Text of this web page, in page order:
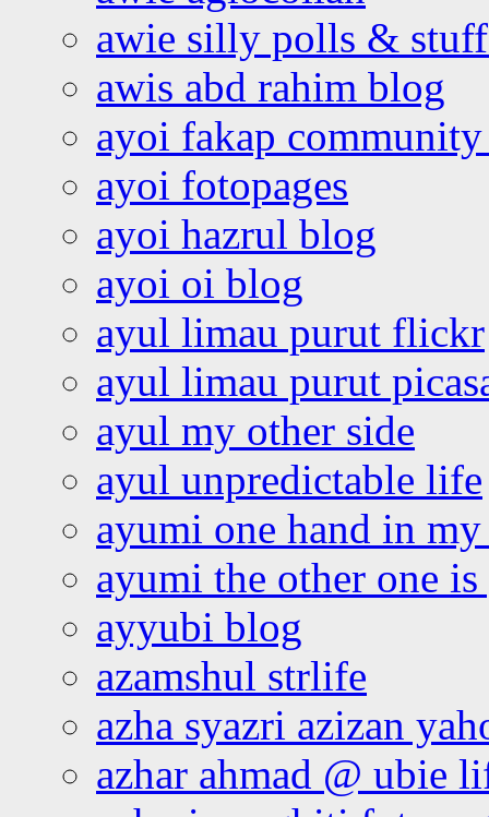
awie silly polls &
awis abd rahim blog
ayoi fakap community
ayoi fotopages
ayoi hazrul blog
ayoi oi blog
ayul limau purut flickr
ayul limau purut
ayul my other side
ayul unpredictable life
ayumi one hand in
ayumi the other one
ayyubi blog
azamshul strlife
azha syazri azizan
azhar ahmad @ ubie